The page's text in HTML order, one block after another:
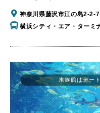
神奈川県藤沢市江の島2-2-7
横浜シティ・エア・ターミ
水族館はデー